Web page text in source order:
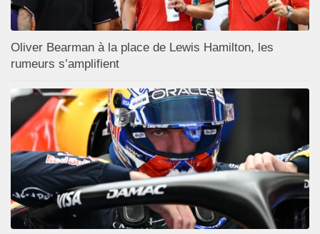
Oliver Bearman à la place de Lewis Hamilton, les
rumeurs s’amplifient